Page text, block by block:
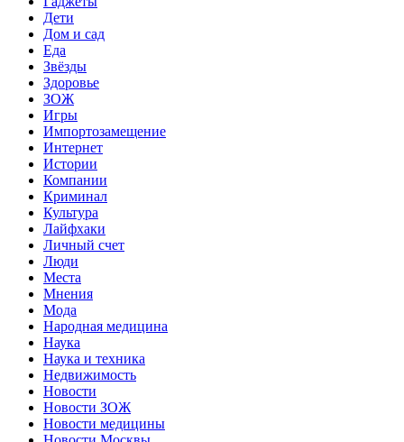
Дети
Дом и сад
Еда
Звёзды
Здоровье
ЗОЖ
Игры
Импортозамещение
Интернет
Истории
Компании
Криминал
Культура
Лайфхаки
Личный счет
Люди
Места
Мнения
Мода
Народная медицина
Наука
Наука и техника
Недвижимость
Новости
Новости ЗОЖ
Новости медицины